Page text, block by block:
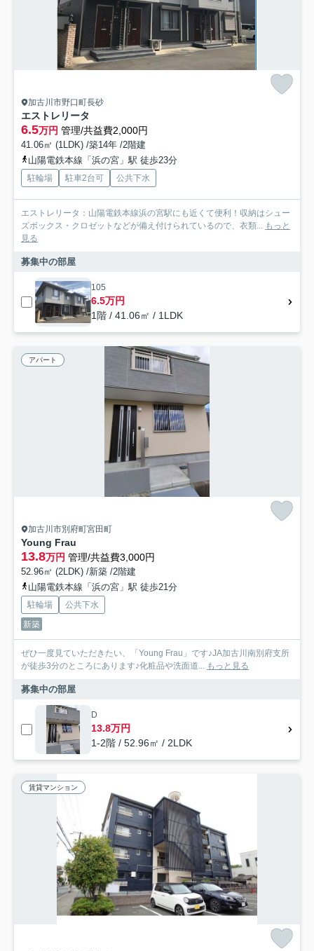
加古川市野口町長砂
エストレリータ
6.5万円 管理/共益費2,000円
41.06㎡ (1LDK) /築14年 /2階建
山陽電鉄本線「浜の宮」駅 徒歩23分
駐輪場 駐車2台可 公共下水
エストレリータ：山陽電鉄本線浜の宮駅にも近くて便利！収納はシュー
ズボックス・クロゼットなどが備え付けられているので、衣類... もっと
見る
募集中の部屋
105
6.5万円
1階 / 41.06㎡ / 1LDK
アパート
加古川市別府町宮田町
Young Frau
13.8万円 管理/共益費3,000円
52.96㎡ (2LDK) /新築 /2階建
山陽電鉄本線「浜の宮」駅 徒歩21分
駐輪場
公共下水
新築
ぜひ一度見ていただきたい、「Young Frau」です♪JA加古川南別府支所
が徒歩3分のところにあります♪化粧品や洗面道... もっと見る
募集中の部屋
D
13.8万円
1-2階 / 52.96㎡ / 2LDK
賃貸マンション